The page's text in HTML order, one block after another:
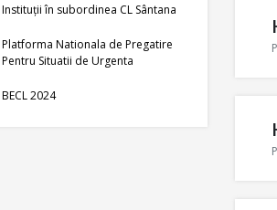
Instituții în subordinea CL Sântana
Platforma Nationala de Pregatire
Pentru Situatii de Urgenta
BECL 2024